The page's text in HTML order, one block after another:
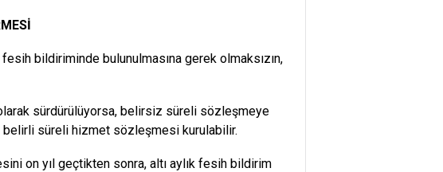
fesih bildiriminde bulunulmasına gerek olmaksızın,
sürdürülüyorsa, belirsiz süreli sözleşmeye
belirli süreli hizmet sözleşmesi kurulabilir.
on yıl geçtikten sonra, altı aylık fesih bildirim